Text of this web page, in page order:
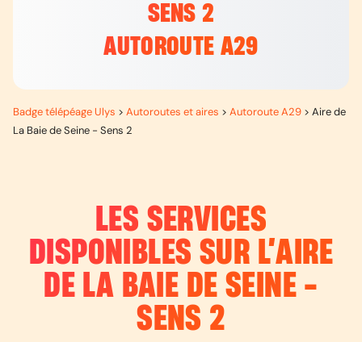
SENS 2
AUTOROUTE A29
Badge télépéage Ulys > Autoroutes et aires > Autoroute A29 > Aire de
La Baie de Seine - Sens 2
LES SERVICES
DISPONIBLES SUR L’AIRE
DE LA BAIE DE SEINE -
SENS 2